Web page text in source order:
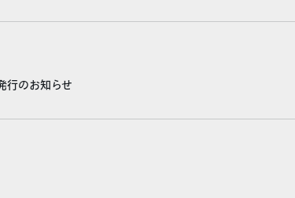
行のお知らせ